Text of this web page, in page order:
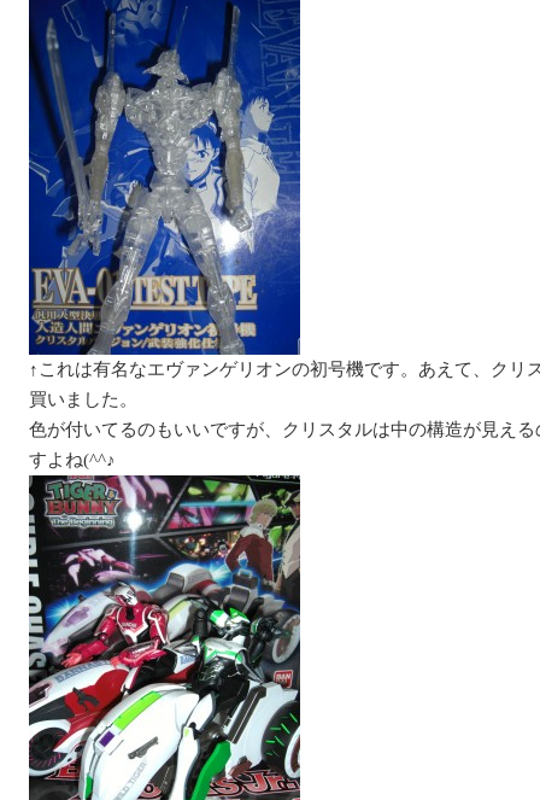
↑これは有名なエヴァンゲリオンの初号機です。あえて、クリ
買いました。
色が付いてるのもいいですが、クリスタルは中の構造が見え
すよね(^^♪